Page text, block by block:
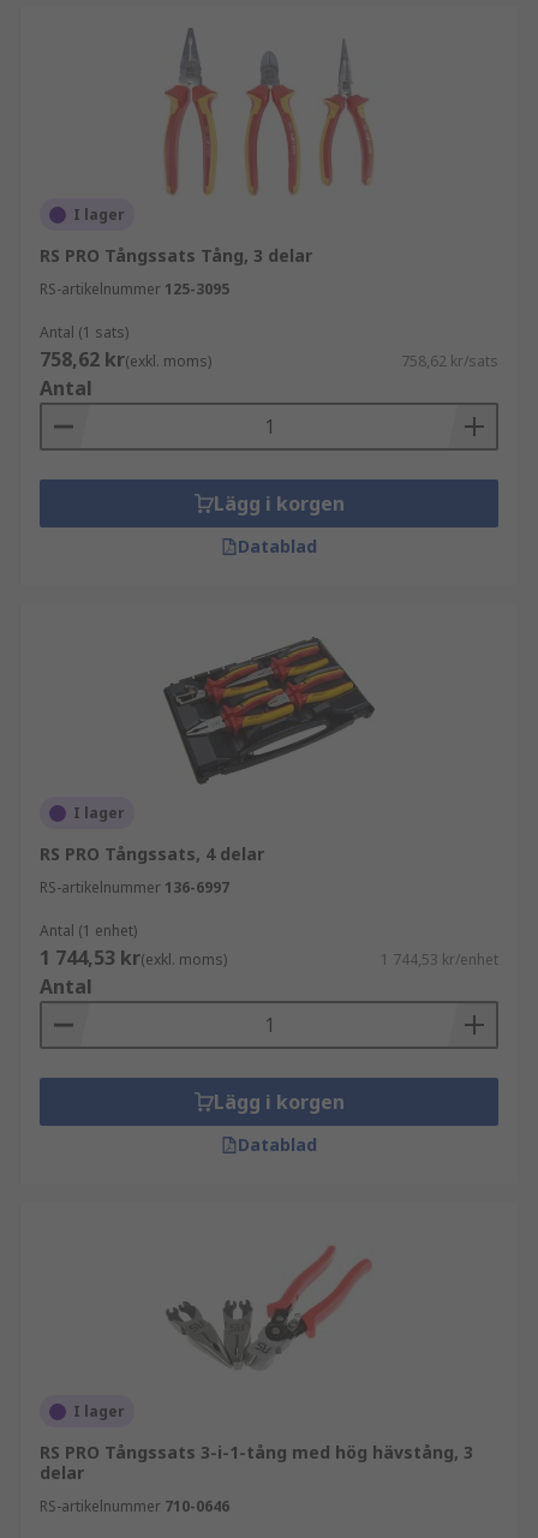
I lager
RS PRO Tångssats Tång, 3 delar
RS-artikelnummer 125-3095
Antal (1 sats)
758,62 kr(exkl. moms) 758,62 kr/sats
Antal
Lägg i korgen
Datablad
I lager
RS PRO Tångssats, 4 delar
RS-artikelnummer 136-6997
Antal (1 enhet)
1 744,53 kr(exkl. moms) 1 744,53 kr/enhet
Antal
Lägg i korgen
Datablad
I lager
RS PRO Tångssats 3-i-1-tång med hög hävstång, 3
delar
RS-artikelnummer 710-0646